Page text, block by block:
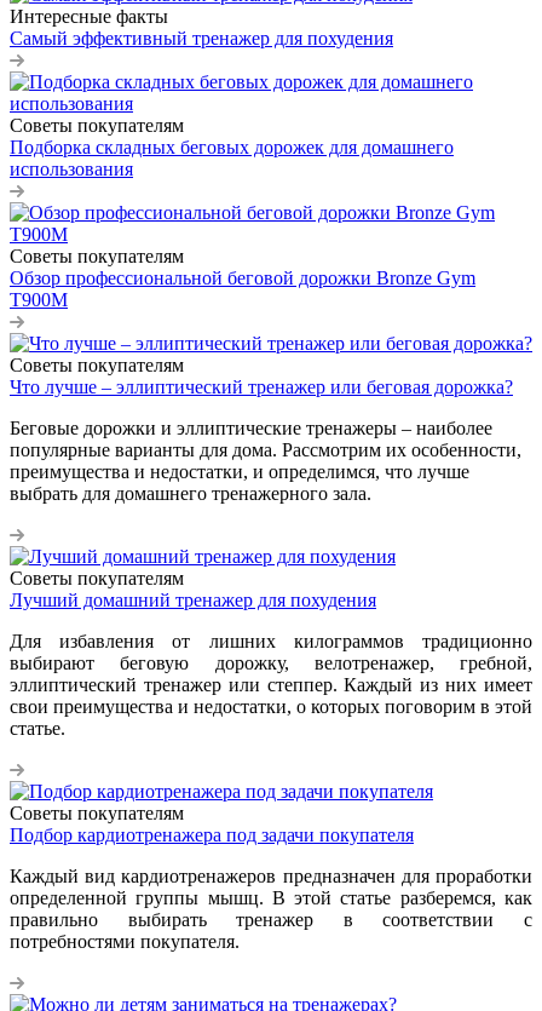
Интересные факты
Самый эффективный тренажер для похудения
Советы покупателям
Подборка складных беговых дорожек для домашнего
использования
Советы покупателям
Обзор профессиональной беговой дорожки Bronze Gym
T900M
Советы покупателям
Что лучше – эллиптический тренажер или беговая дорожка?
Беговые дорожки и эллиптические тренажеры – наиболее
популярные варианты для дома. Рассмотрим их особенности,
преимущества и недостатки, и определимся, что лучше
выбрать для домашнего тренажерного зала.
Советы покупателям
Лучший домашний тренажер для похудения
Для избавления от лишних килограммов традиционно
выбирают беговую дорожку, велотренажер, гребной,
эллиптический тренажер или степпер. Каждый из них имеет
свои преимущества и недостатки, о которых поговорим в этой
статье.
Советы покупателям
Подбор кардиотренажера под задачи покупателя
Каждый вид кардиотренажеров предназначен для проработки
определенной группы мышц. В этой статье разберемся, как
правильно выбирать тренажер в соответствии с
потребностями покупателя.